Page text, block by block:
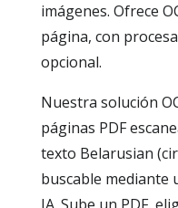
imágenes. Ofrece
página, con
opcional.
Nuestra solución
páginas PDF
texto Belarusian
buscable mediante